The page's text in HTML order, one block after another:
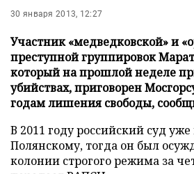
30 января 2013, 12:27
Участник «медведковской» и
преступной группировок
который на прошлой неделе
убийствах, приговорен
годам лишения свободы,
В 2011 году российский суд
Полянскому, тогда он был
колонии строгого режима за